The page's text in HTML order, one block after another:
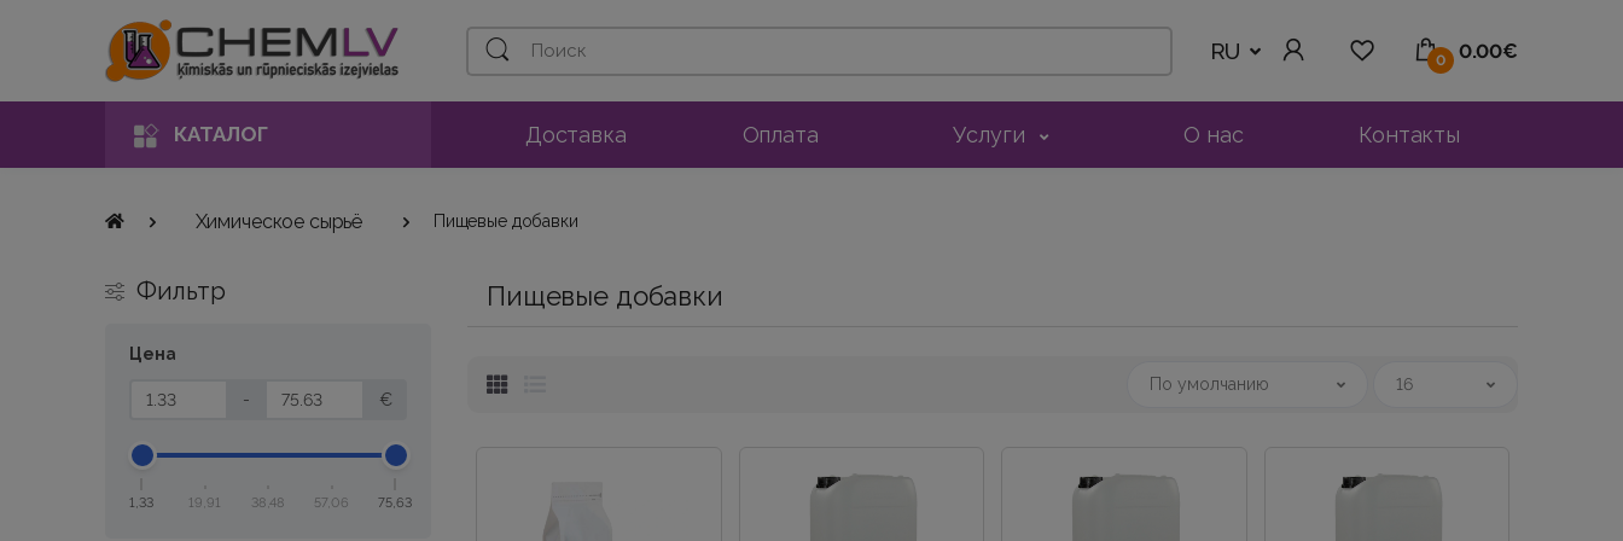
Поиск
RU 0 0.00€
КАТАЛОГ Доставка Оплата Услуги О нас Контакты
Химическое сырьё Пищевые добавки
Фильтр
Цена
- €
1,33 19,91 38,48 57,06 75,63
Пищевые добавки
По умолчанию 16